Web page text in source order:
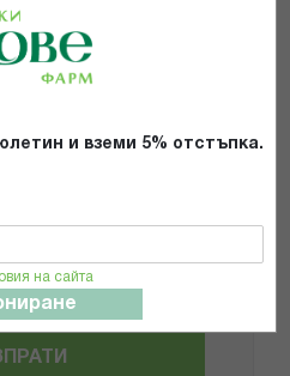
и вземи 5% отстъпка.
на сайта
с